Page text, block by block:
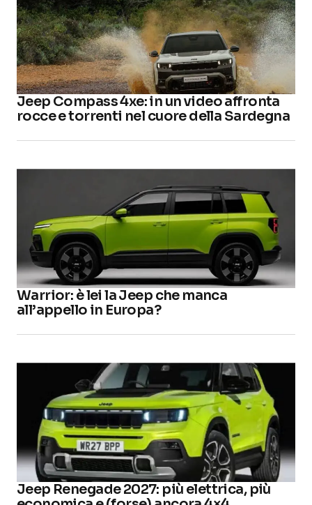
Jeep Compass 4xe: in un video affronta
rocce e torrenti nel cuore della Sardegna
Warrior: è lei la Jeep che manca
all’appello in Europa?
Jeep Renegade 2027: più elettrica, più